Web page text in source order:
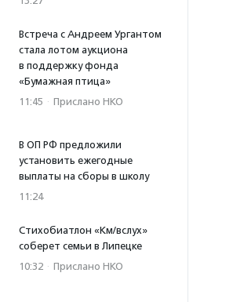
Встреча с Андреем Ургантом
стала лотом аукциона
в поддержку фонда
«Бумажная птица»
11:45 · Прислано НКО
В ОП РФ предложили
установить ежегодные
выплаты на сборы в школу
11:24
Стихобиатлон «Км/вслух»
соберет семьи в Липецке
10:32 · Прислано НКО